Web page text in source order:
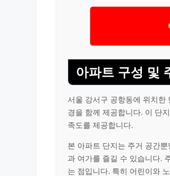
아파트 구성 및
서울 강서구 공항동에 위치한
경을 함께 제공합니다. 이 단
족도를 제공합니다.
본 아파트 단지는 주거 공간
과 여가를 즐길 수 있습니다.
는 점입니다. 특히 어린이와